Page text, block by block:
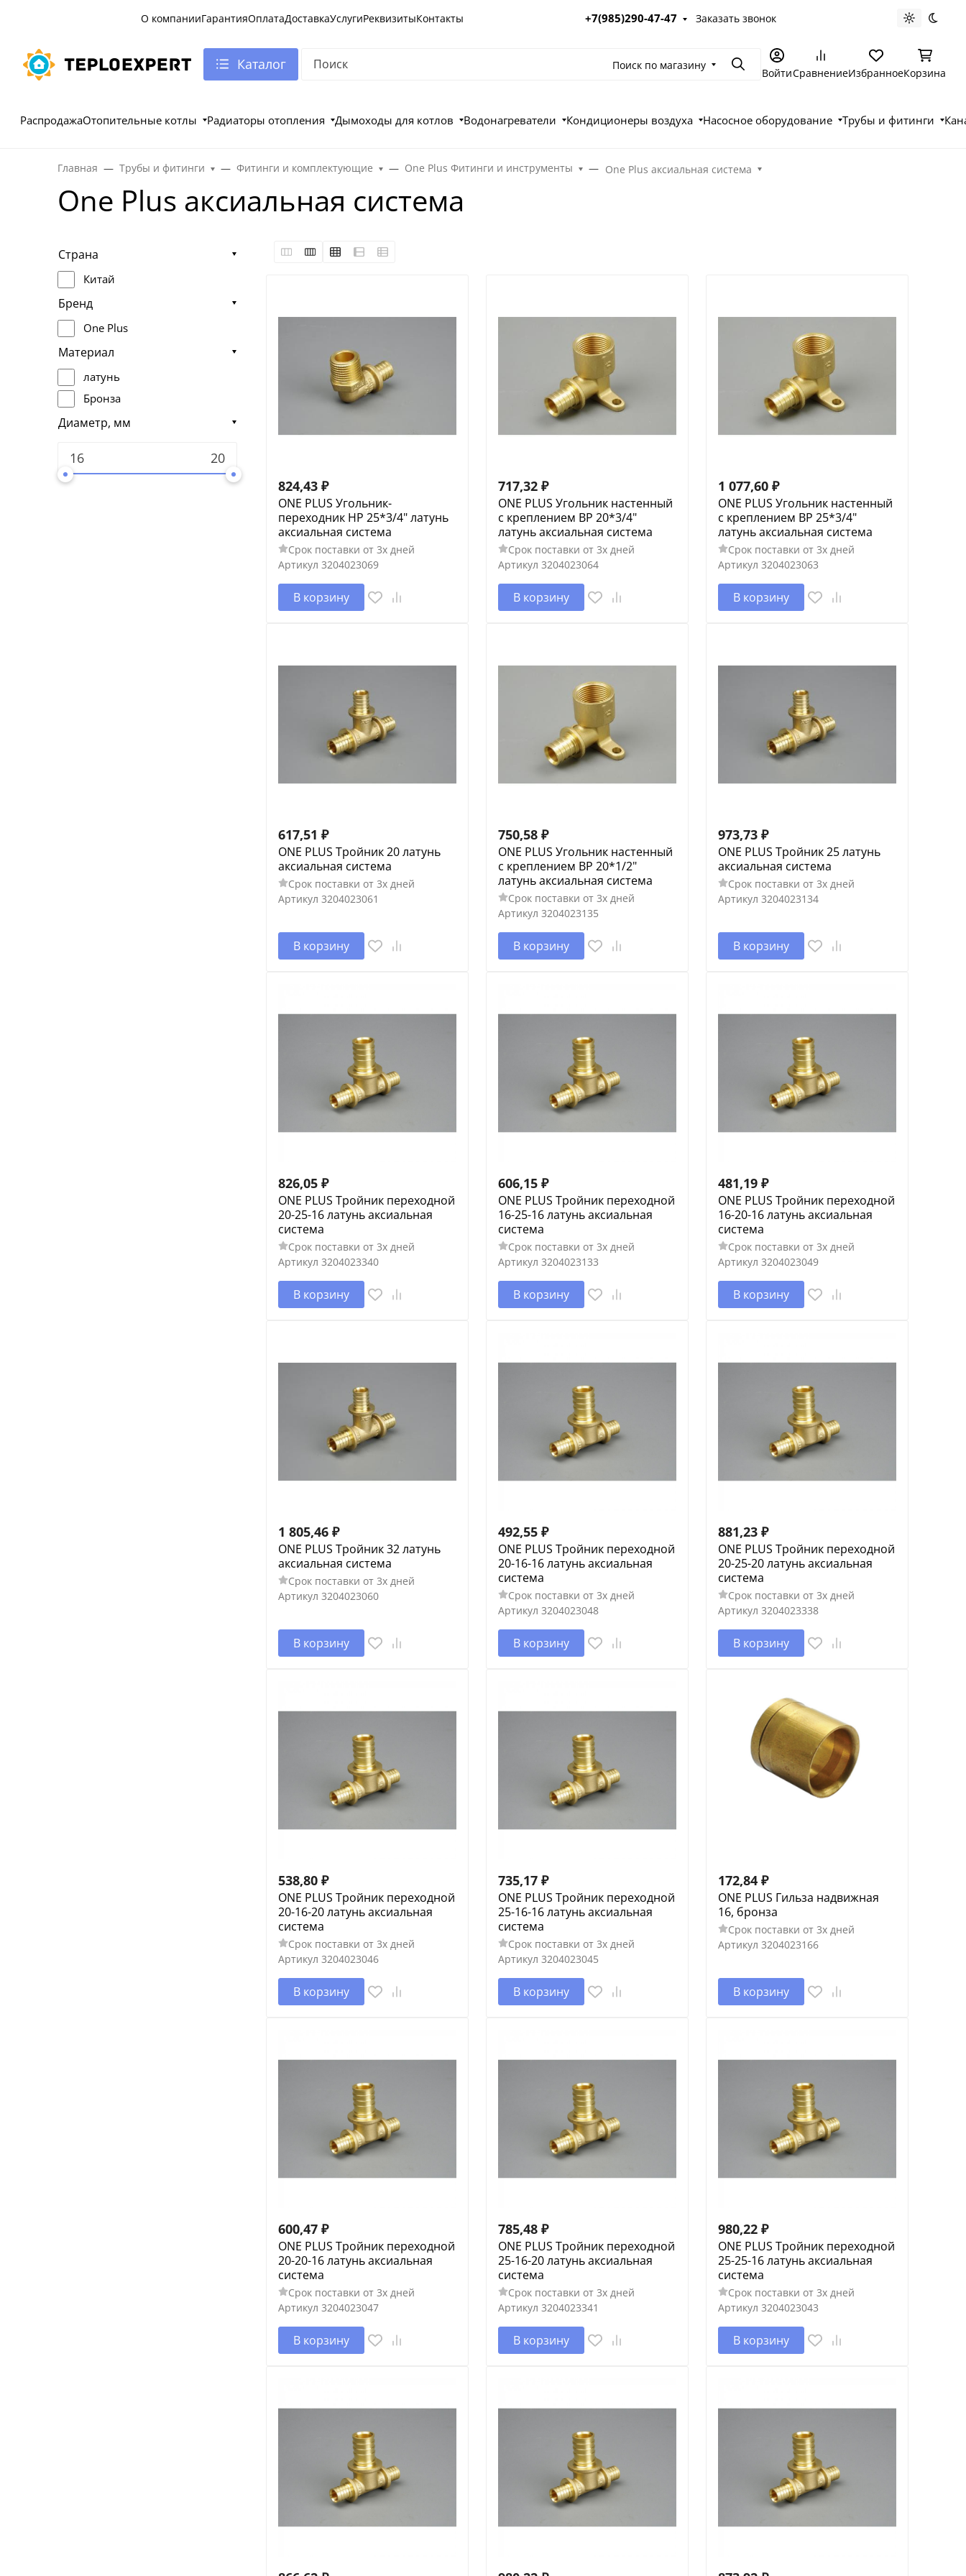
О компанииГарантияОплатаДоставкаУслугиРеквизитыКонтакты +7(985)290-47-47 Заказать звонок Светлая
Каталог Поиск по магазину ПоискВойтиСравнениеИзбранноеКорзина
РаспродажаОтопительные котлы Радиаторы отопления Дымоходы для котлов Водонагреватели Кондиционеры воздуха Насосное оборудование Трубы и фитинги
Главная Трубы и фитинги Фитинги и комплектующие One Plus Фитинги и инструменты One Plus аксиальная система
One Plus аксиальная система
Страна
Китай
Бренд
One Plus
Материал
латунь
Бронза
Диаметр, мм
824,43 ₽
ONE PLUS Угольник-
переходник НP 25*3/4" латунь
аксиальная система
Срок поставки от 3х дней
Артикул 3204023069
В корзину
717,32 ₽
ONE PLUS Угольник настенный
с креплением ВP 20*3/4"
латунь аксиальная система
Срок поставки от 3х дней
Артикул 3204023064
В корзину
1 077,60 ₽
ONE PLUS Угольник настенный
с креплением ВP 25*3/4"
латунь аксиальная система
Срок поставки от 3х дней
Артикул 3204023063
В корзину
617,51 ₽
ONE PLUS Тройник 20 латунь
аксиальная система
Срок поставки от 3х дней
Артикул 3204023061
В корзину
750,58 ₽
ONE PLUS Угольник настенный
с креплением ВP 20*1/2"
латунь аксиальная система
Срок поставки от 3х дней
Артикул 3204023135
В корзину
973,73 ₽
ONE PLUS Тройник 25 латунь
аксиальная система
Срок поставки от 3х дней
Артикул 3204023134
В корзину
826,05 ₽
ONE PLUS Тройник переходной
20-25-16 латунь аксиальная
система
Срок поставки от 3х дней
Артикул 3204023340
В корзину
606,15 ₽
ONE PLUS Тройник переходной
16-25-16 латунь аксиальная
система
Срок поставки от 3х дней
Артикул 3204023133
В корзину
481,19 ₽
ONE PLUS Тройник переходной
16-20-16 латунь аксиальная
система
Срок поставки от 3х дней
Артикул 3204023049
В корзину
1 805,46 ₽
ONE PLUS Тройник 32 латунь
аксиальная система
Срок поставки от 3х дней
Артикул 3204023060
В корзину
492,55 ₽
ONE PLUS Тройник переходной
20-16-16 латунь аксиальная
система
Срок поставки от 3х дней
Артикул 3204023048
В корзину
881,23 ₽
ONE PLUS Тройник переходной
20-25-20 латунь аксиальная
система
Срок поставки от 3х дней
Артикул 3204023338
В корзину
538,80 ₽
ONE PLUS Тройник переходной
20-16-20 латунь аксиальная
система
Срок поставки от 3х дней
Артикул 3204023046
В корзину
735,17 ₽
ONE PLUS Тройник переходной
25-16-16 латунь аксиальная
система
Срок поставки от 3х дней
Артикул 3204023045
В корзину
172,84 ₽
ONE PLUS Гильза надвижная
16, бронза
Срок поставки от 3х дней
Артикул 3204023166
В корзину
600,47 ₽
ONE PLUS Тройник переходной
20-20-16 латунь аксиальная
система
Срок поставки от 3х дней
Артикул 3204023047
В корзину
785,48 ₽
ONE PLUS Тройник переходной
25-16-20 латунь аксиальная
система
Срок поставки от 3х дней
Артикул 3204023341
В корзину
980,22 ₽
ONE PLUS Тройник переходной
25-25-16 латунь аксиальная
система
Срок поставки от 3х дней
Артикул 3204023043
В корзину